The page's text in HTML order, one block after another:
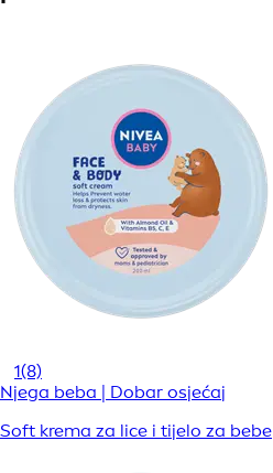
1(8)
Njega beba | Dobar osjećaj
Soft krema za lice i tijelo za bebe